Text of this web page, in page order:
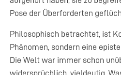
Pose der Überforderten
Philosophisch betrachtet, ist
Phänomen, sondern eine
Die Welt war immer schon
widersprüchlich, vieldeutig.